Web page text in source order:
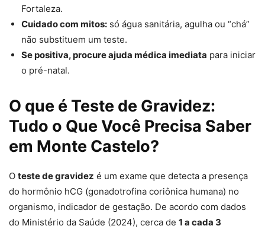
Fortaleza.
Cuidado com mitos: só água sanitária, agulha ou “chá”
não substituem um teste.
Se positiva, procure ajuda médica imediata para iniciar
o pré-natal.
O que é Teste de Gravidez:
Tudo o Que Você Precisa Saber
em Monte Castelo?
O teste de gravidez é um exame que detecta a presença
do hormônio hCG (gonadotrofina coriônica humana) no
organismo, indicador de gestação. De acordo com dados
do Ministério da Saúde (2024), cerca de 1 a cada 3